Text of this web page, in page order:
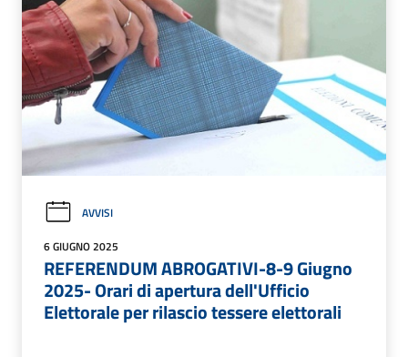
AVVISI
6 GIUGNO 2025
REFERENDUM ABROGATIVI-8-9 Giugno
2025- Orari di apertura dell'Ufficio
Elettorale per rilascio tessere elettorali